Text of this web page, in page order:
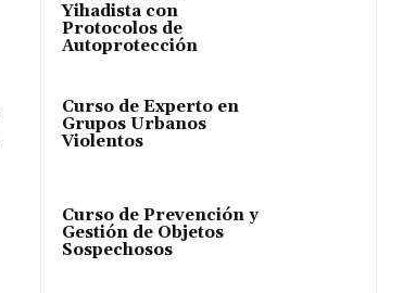
Yihadista con
Protocolos de
Autoprotección
Curso de Experto en
Grupos Urbanos
Violentos
Curso de Prevención y
Gestión de Objetos
Sospechosos